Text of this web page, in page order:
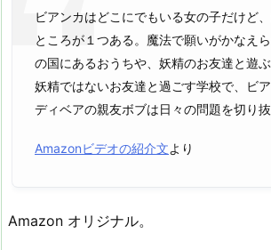
ビアンカはどこにでもいる女の子だけど
ところが１つある。魔法で願いがかなえ
の国にあるおうちや、妖精のお友達と遊
妖精ではないお友達と過ごす学校で、ビ
ディベアの親友ボブは日々の問題を切り抜
Amazonビデオの紹介文より
Amazon オリジナル。